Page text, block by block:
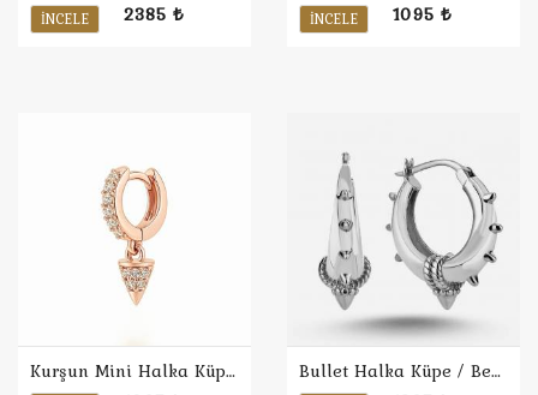
İNCELE 2385 ₺ İNCELE 1095 ₺
Kurşun Mini Halka Küpe / Rose Bullet Halka Küpe / Beyaz